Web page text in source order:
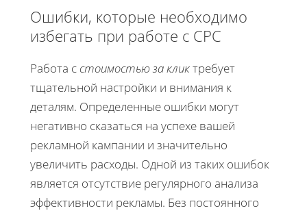
Ошибки, которые необходимо
избегать при работе с CPC
Работа сстоимостью за кликтребует
тщательной настройки и внимания к
деталям. Определенные ошибки могут
негативно сказаться на успехе вашей
рекламной кампании и значительно
увеличить расходы. Одной из таких ошибок
является отсутствие регулярного анализа
эффективности рекламы. Без постоянного